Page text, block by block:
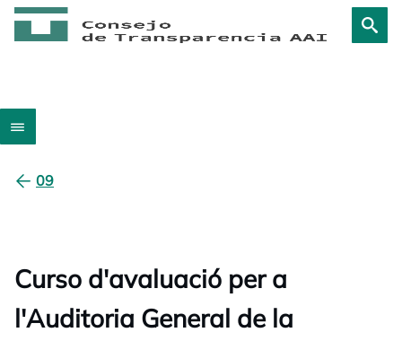
09
Curso d'avaluació per a
l'Auditoria General de la